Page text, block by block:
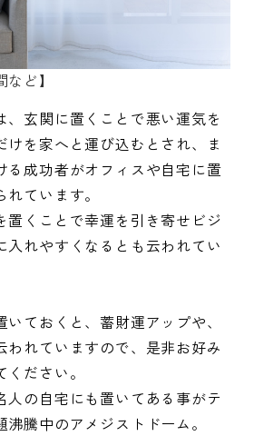
ど】
、玄関に置くことで悪い運気を
けを家へと運び込むとされ、ま
る成功者がオフィスや自宅に置
ています。
置くことで幸運を引き寄せビジ
入れやすくなるとも云われてい
ておくと、蓄財運アップや、
われていますので、是非お好み
ださい。
人の自宅にも置いてある事がテ
騰中のアメジストドーム。